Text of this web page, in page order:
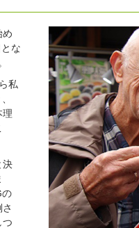
め
な
私
理
決
の
つ